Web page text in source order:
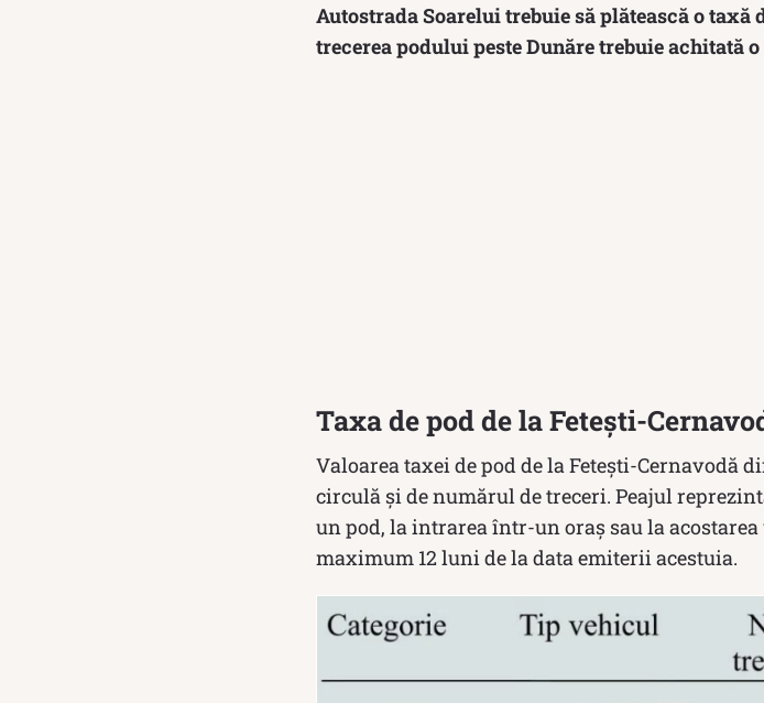
Autostrada Soarelui trebuie să plătească o taxă
trecerea podului peste Dunăre trebuie achitată
Taxa de pod de la Fetești-
Valoarea taxei de pod de la Fetești-Cernavodă
circulă și de numărul de treceri. Peajul
un pod, la intrarea într-un oraș sau la
maximum 12 luni de la data emiterii acestuia.